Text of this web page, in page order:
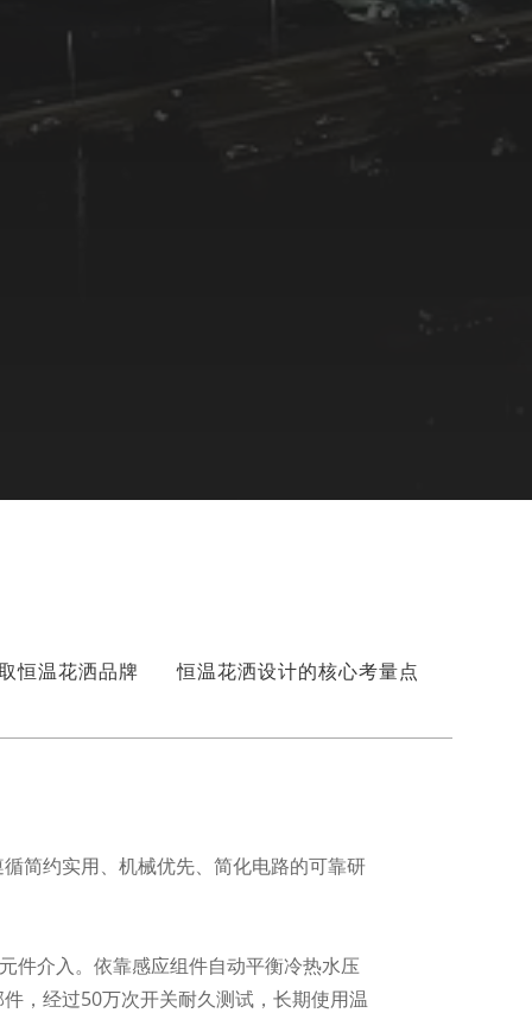
恒温花洒品牌 恒温花洒设计的核心考量点
简约实用、机械优先、简化电路的可靠研
件介入。依靠感应组件自动平衡冷热水压
，经过50万次开关耐久测试，长期使用温